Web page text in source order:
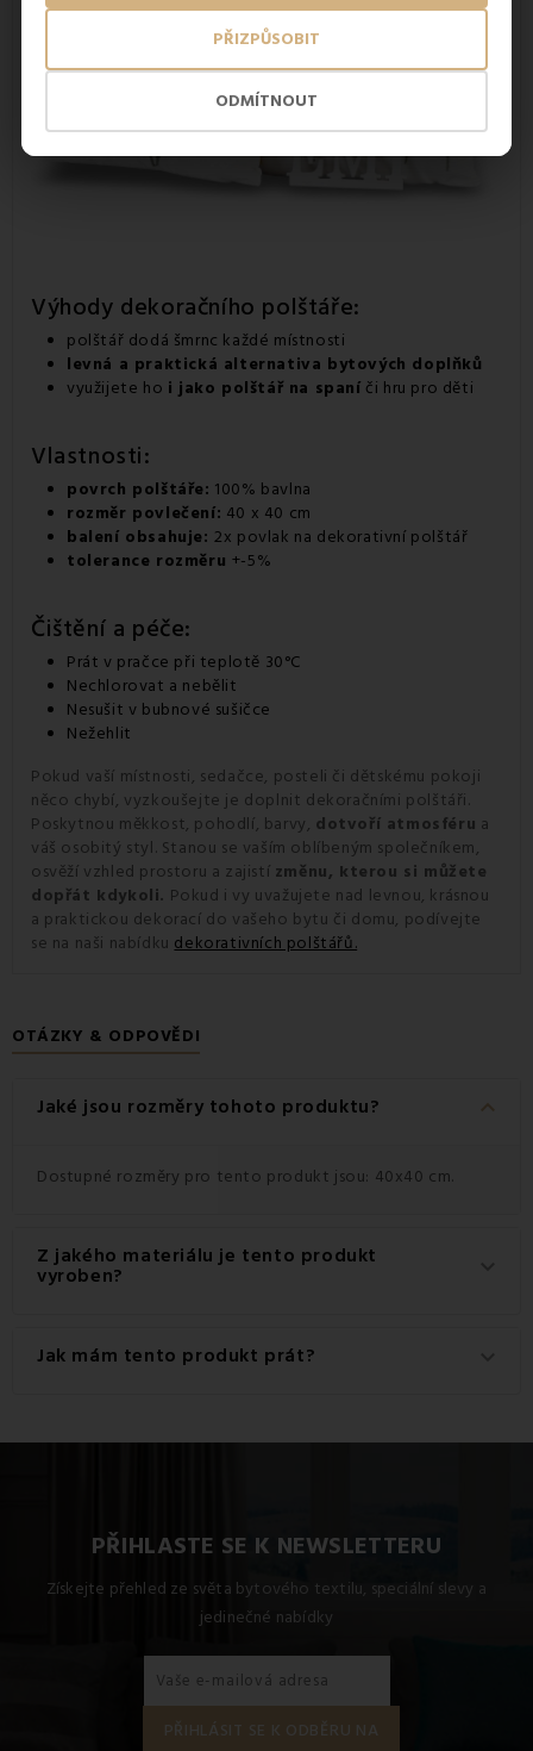
ODMÍTNOUT
PŘIZPŮSOBIT
Výhody dekoračního polštáře:
polštář dodá šmrnc každé místnosti
levná a praktická alternativa bytových doplňků
využijete ho i jako polštář na spaní či hru pro děti
Vlastnosti:
povrch polštáře: 100% bavlna
rozměr povlečení: 40 x 40 cm
balení obsahuje:2x povlak na dekorativní polštář
tolerance rozměru +-5%
Čištění a péče:
Prát v pračce při teplotě 30°C
Nechlorovat a nebělit
Nesušit v bubnové sušičce
Nežehlit
Pokud vaší místnosti, sedačce, posteli či dětskému pokoji
něco chybí, vyzkoušejte je doplnit dekoračními polštáři.
Poskytnou měkkost, pohodlí, barvy, dotvoří atmosféru a
váš osobitý styl. Stanou se vaším oblíbeným společníkem,
osvěží vzhled prostoru a zajistí změnu, kterou si můžete
dopřát kdykoli. Pokud i vy uvažujete nad levnou, krásnou
a praktickou dekorací do vašeho bytu či domu, podívejte
se na naši nabídku dekorativních polštářů.
OTÁZKY & ODPOVĚDI
Jaké jsou rozměry tohoto produktu? keyboard_arrow_down
Dostupné rozměry pro tento produkt jsou: 40x40 cm.
Z jakého materiálu je tento produkt
vyroben?
Tento produkt je vyroben z kvalitního materiálu: 100%
Jak mám tento produkt prát?
PŘIHLASTE SE K NEWSLETTERU
Získejte přehled ze světa bytového textilu, speciální slevy a
jedinečné nabídky